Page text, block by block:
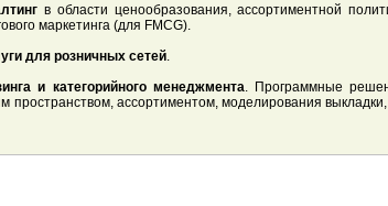
в области ценообразования, ассортиментной
маркетинга (для FMCG).
для розничных сетей
и категорийного менеджмента . Программные
пространством, ассортиментом, моделирования